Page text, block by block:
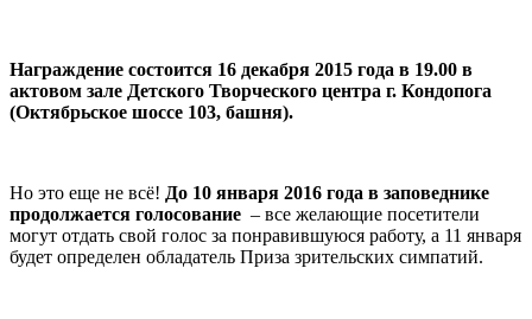
Награждение состоится 16 декабря 2015 года в 19.00 в
актовом зале Детского Творческого центра г. Кондопога
(Октябрьское шоссе 103, башня).
Но это еще не всё! До 10 января 2016 года в заповеднике
продолжается голосование – все желающие посетители
могут отдать свой голос за понравившуюся работу, а 11 января
будет определен обладатель Приза зрительских симпатий.